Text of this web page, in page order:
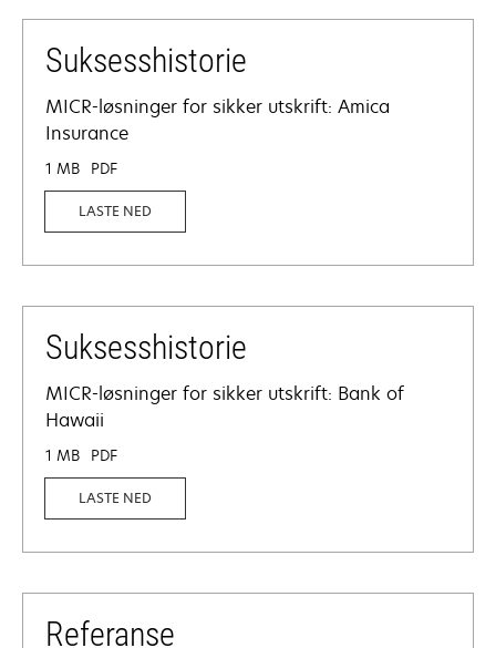
Suksesshistorie
MICR-løsninger for sikker utskrift: Amica
Insurance
1 MB PDF
LASTE NED
Suksesshistorie
MICR-løsninger for sikker utskrift: Bank of
Hawaii
1 MB PDF
LASTE NED
Referanse